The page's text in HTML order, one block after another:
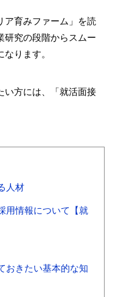
ア育みファーム」を読
研究の段階からスムー
ります。
い方には、「就活面接
人材
用情報について【就
おきたい基本的な知